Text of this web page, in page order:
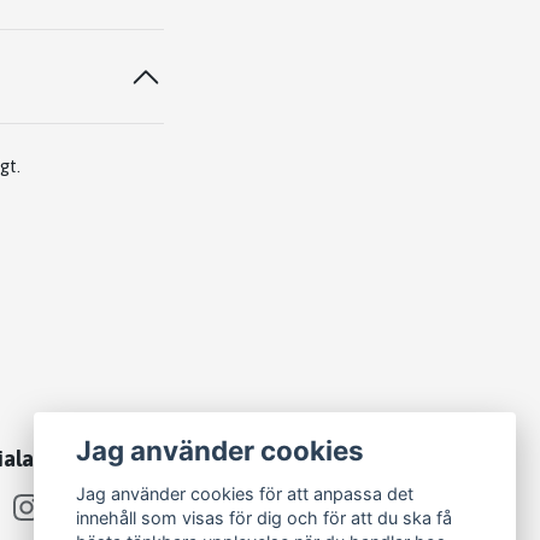
medierJag använder cookies
Jag använder cookies för att anpassa det
innehåll som visas för dig och för att du ska få